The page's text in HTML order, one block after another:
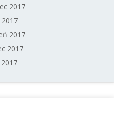
2017
2017
2017